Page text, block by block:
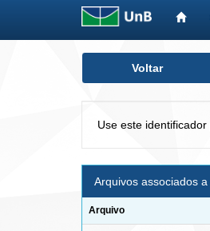
Voltar
Use este
Arquivos associados
Arquivo